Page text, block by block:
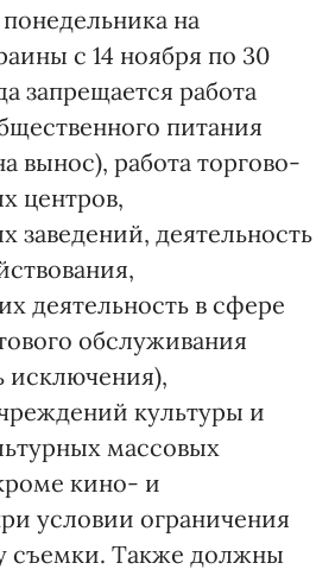
на
с 14 ноября по 30
запрещается работа
питания
вынос), работа торгово-
центров,
заведений, деятельность
деятельность в сфере
обслуживания
исключения),
культуры и
массовых
кино- и
условии ограничения
съемки. Также должны